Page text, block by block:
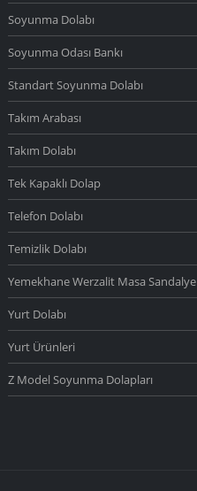
Soyunma Dolabı
Soyunma Odası Bankı
Standart Soyunma Dolabı
Takım Arabası
Takım Dolabı
Tek Kapaklı Dolap
Telefon Dolabı
Temizlik Dolabı
Yemekhane Werzalit Masa Sandalye
Yurt Dolabı
Yurt Ürünleri
Z Model Soyunma Dolapları